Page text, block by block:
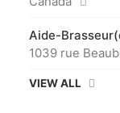
Aide-
1039 rue
VIEW ALL